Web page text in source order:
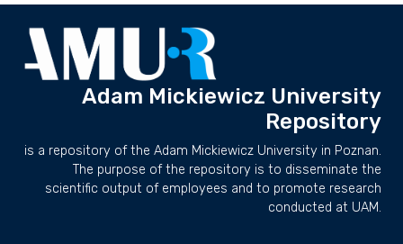
Adam Mickiewicz University
Repository
is a repository of the Adam Mickiewicz University in Poznan.
The purpose of the repository is to disseminate the
scientific output of employees and to promote research
conducted at UAM.